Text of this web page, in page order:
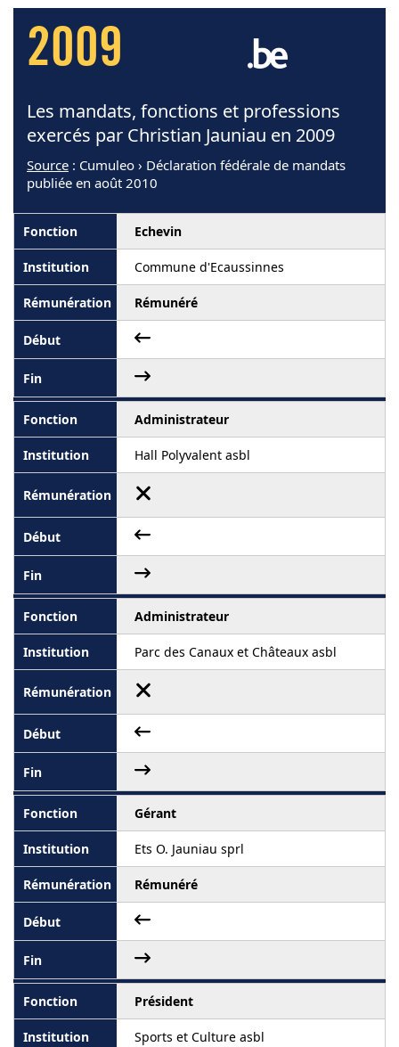
2009
Les mandats, fonctions et professions
exercés par Christian Jauniau en 2009
Source : Cumuleo › Déclaration fédérale de mandats
publiée en août 2010
Echevin
Commune d'Ecaussinnes
Rémunéré
Administrateur
Hall Polyvalent asbl
Administrateur
Parc des Canaux et Châteaux asbl
Gérant
Ets O. Jauniau sprl
Rémunéré
Président
Sports et Culture asbl